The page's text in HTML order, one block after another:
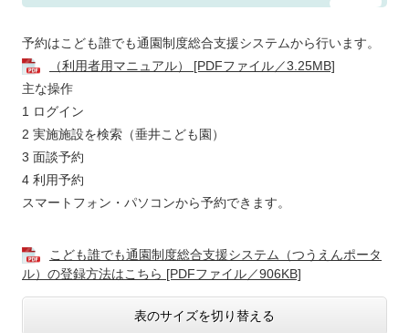
予約はこども誰でも通園制度総合支援システムから行います。
（利用者用マニュアル） [PDFファイル／3.25MB]
主な操作
1 ログイン
2 実施施設を検索（垂井こども園）
3 面談予約
4 利用予約
スマートフォン・パソコンから予約できます。
こども誰でも通園制度総合支援システム（つうえんポータ
ル）の登録方法はこちら [PDFファイル／906KB]
表のサイズを切り替える